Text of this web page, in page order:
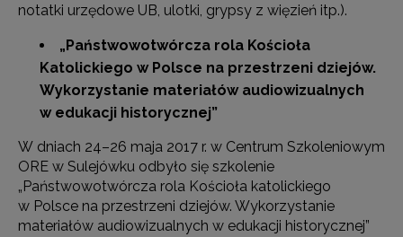
notatki urzędowe UB, ulotki, grypsy z więzień itp.).
„Państwowotwórcza rola Kościoła
Katolickiego w Polsce na przestrzeni dziejów.
Wykorzystanie materiałów audiowizualnych
w edukacji historycznej”
W dniach 24–26 maja 2017 r. w Centrum Szkoleniowym
ORE w Sulejówku odbyło się szkolenie
„Państwowotwórcza rola Kościoła katolickiego
w Polsce na przestrzeni dziejów. Wykorzystanie
materiałów audiowizualnych w edukacji historycznej”